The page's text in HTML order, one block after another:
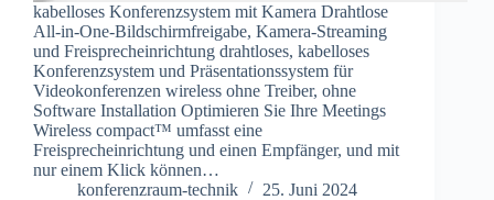
kabelloses Konferenzsystem mit Kamera Drahtlose
All-in-One-Bildschirmfreigabe, Kamera-Streaming
und Freisprecheinrichtung drahtloses, kabelloses
Konferenzsystem und Präsentationssystem für
Videokonferenzen wireless ohne Treiber, ohne
Software Installation Optimieren Sie Ihre Meetings
Wireless compact™ umfasst eine
Freisprecheinrichtung und einen Empfänger, und mit
nur einem Klick können…
konferenzraum-technik
25. Juni 2024